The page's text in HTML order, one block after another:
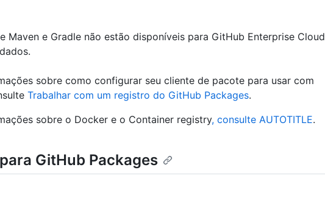
Maven e Gradle não estão disponíveis para GitHub Enterprise Cloud
sobre como configurar seu cliente de pacote para usar com
Trabalhar com um registro do GitHub Packages.
sobre o Docker e o Container registry, consulte AUTOTITLE.
GitHub Packages